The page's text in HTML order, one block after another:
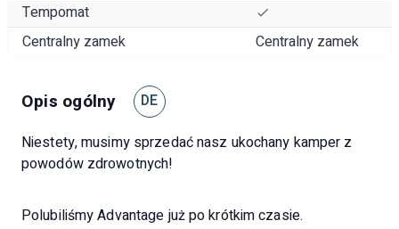
Tempomat
Centralny zamek
Centralny zamek
Opis ogólny DE
Niestety, musimy sprzedać nasz ukochany kamper z
powodów zdrowotnych!
Polubiliśmy Advantage już po krótkim czasie.